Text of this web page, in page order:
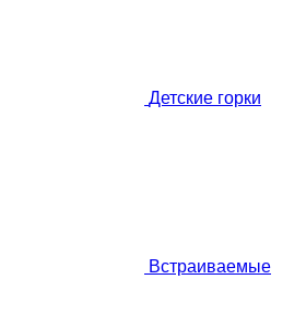
Детские горки
Встраиваемые